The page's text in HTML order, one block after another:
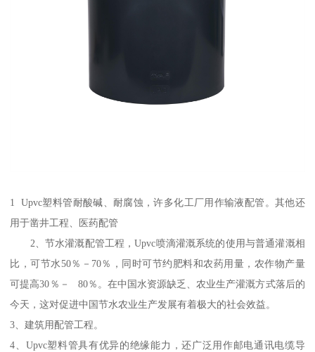
1 Upvc塑料管耐酸碱、耐腐蚀，许多化工厂用作输液配管。其他还
用于凿井工程、医药配管
2、节水灌溉配管工程，Upvc喷滴灌溉系统的使用与普通灌溉相
比，可节水50％－70％，同时可节约肥料和农药用量，农作物产量
可提高30％－ 80％。在中国水资源缺乏、农业生产灌溉方式落后的
今天，这对促进中国节水农业生产发展有着极大的社会效益。
3、建筑用配管工程。
4、Upvc塑料管具有优异的绝缘能力，还广泛用作邮电通讯电缆导